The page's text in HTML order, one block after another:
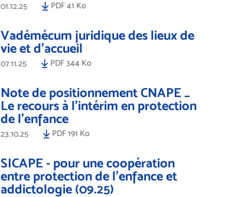
01.12.25 PDF 41 Ko
Vadémécum juridique des lieux de
vie et d’accueil
07.11.25 PDF 344 Ko
Note de positionnement CNAPE _
Le recours à l’intérim en protection
de l’enfance
23.10.25 PDF 191 Ko
SICAPE - pour une coopération
entre protection de l'enfance et
addictologie (09.25)